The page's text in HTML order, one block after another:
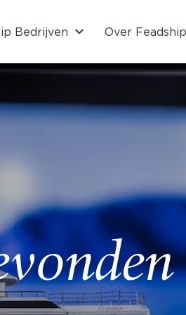
Bedrijven Over Feadship